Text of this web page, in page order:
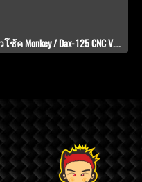
หัวโช้ค Monkey / Dax-125 CNC V.2 by KAMUI